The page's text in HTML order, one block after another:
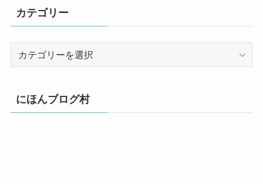
ブ
カテゴリー
リ
ー
にほんブログ村